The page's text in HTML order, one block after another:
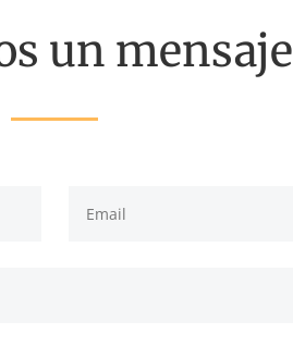
un mensaje